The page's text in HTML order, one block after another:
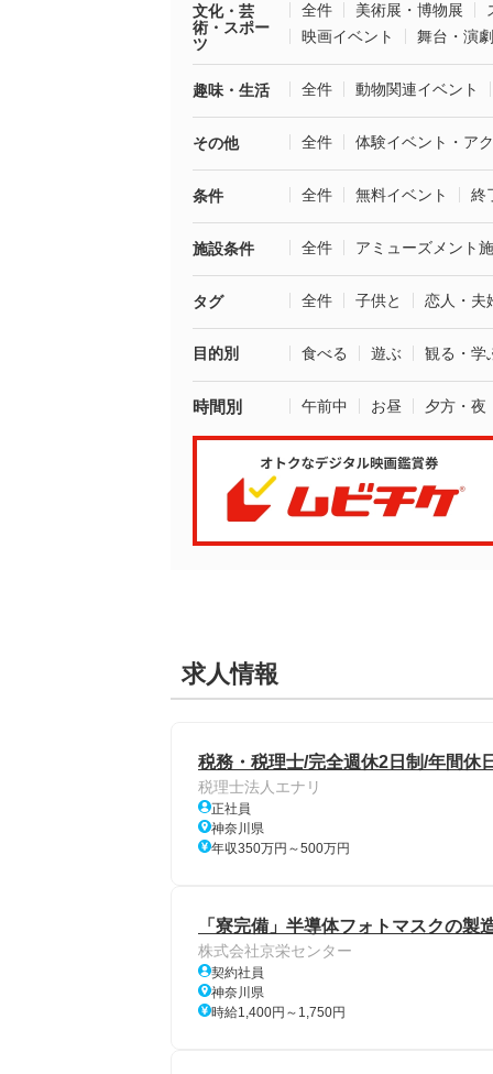
文化・芸
術・スポー
ツ
全件 美術展・博物展
映画イベント
舞台・演劇
趣味・生活 全件 動物関連イベント
その他 全件 体験イベント・ア
条件 全件 無料イベント 終
施設条件 全件 アミューズメント
タグ 全件 子供と 恋人・夫
目的別 食べる 遊ぶ 観る・学
時間別 午前中 お昼 夕方・夜
求人情報
税務・税理士/完全週休2日制/年間休
税理士法人エナリ
正社員
神奈川県
年収350万円～500万円
「寮完備」半導体フォトマスクの
株式会社京栄センター
契約社員
神奈川県
時給1,400円～1,750円